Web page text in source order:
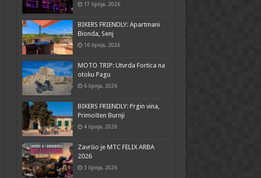
17 lipnja, 2026
BIKERS FRIENDLY: Apartmani
Bionda, Senj
16 lipnja, 2026
MOTO TRIP: Utvrda Fortica na
otoku Pagu
6 lipnja, 2026
BIKERS FRIENDLY: Prgin vina,
Primošten Burnji
4 lipnja, 2026
Završio je MTC FELIX ARBA
2026
3 lipnja, 2026